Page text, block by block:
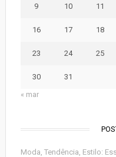
9 10 11
16 17 18
23 24 25
30
31
« mar
Moda, Tendência, Estilo: